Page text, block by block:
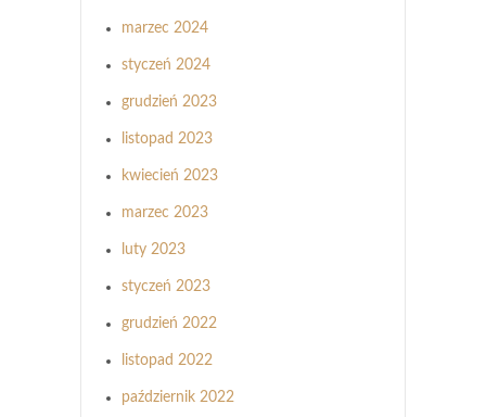
marzec 2024
styczeń 2024
grudzień 2023
listopad 2023
kwiecień 2023
marzec 2023
luty 2023
styczeń 2023
grudzień 2022
listopad 2022
październik 2022